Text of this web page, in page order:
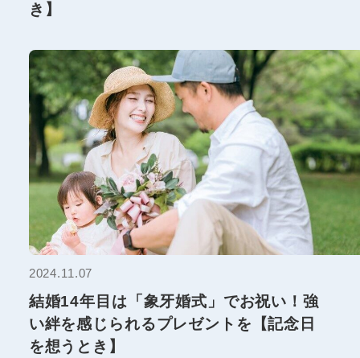
き】
2024.11.07
結婚14年目は「象牙婚式」でお祝い！強
い絆を感じられるプレゼントを【記念日
を想うとき】